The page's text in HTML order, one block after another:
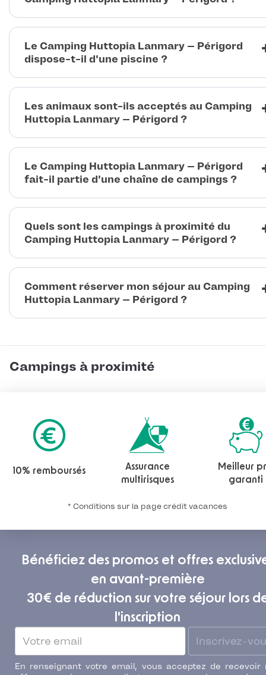
Le Camping Huttopia Lanmary – Périgord
dispose-t-il d'une piscine ?
Les animaux sont-ils acceptés au Camping
Huttopia Lanmary – Périgord ?
Le Camping Huttopia Lanmary – Périgord
fait-il partie d'une chaîne de campings ?
Quels sont les campings à proximité du
Camping Huttopia Lanmary – Périgord ?
Comment réserver mon séjour au Camping
Huttopia Lanmary – Périgord ?
Campings à proximité
10% remboursés
Assurance
multirisques
Meilleur
garanti
* Conditions sur la page crédit vacances
Bénéficiez des promos et offres
en avant-première
30€ de réduction sur votre séjour lors
l'inscription
Inscrivez-
En renseignant votre email, vous acceptez de recevoir